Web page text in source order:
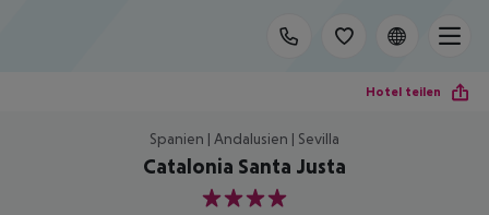
Hotel teilen
Spanien | Andalusien | Sevilla
Catalonia Santa Justa
4